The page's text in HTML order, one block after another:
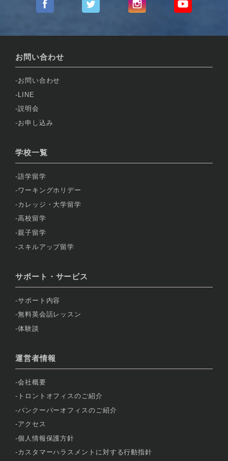
お問い合わせ
お問い合わせ
LINE
説明会
お申し込み
学校一覧
語学留学
ワーキングホリデー
カレッジ・大学留学
高校留学
親子留学
スキルアップ留学
サポート・サービス
サポート内容
無料英会話レッスン
体験談
運営者情報
会社概要
トロントオフィスのご紹介
バンクーバーオフィスのご紹介
アクセス
個人情報保護方針
カスタマーハラスメントに対する行動指針